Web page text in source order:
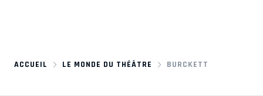
ACCUEIL LE MONDE DU THÉÂTRE BURCKETT